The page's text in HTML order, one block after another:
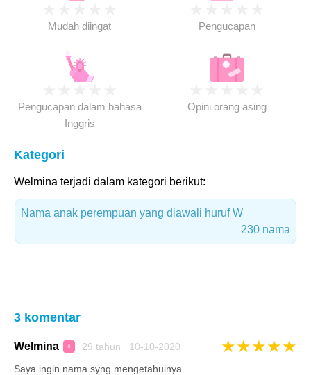
Mudah diingat Pengucapan
Pengucapan dalam bahasa
Inggris
Opini orang asing
Kategori
Welmina terjadi dalam kategori berikut:
Nama anak perempuan yang diawali huruf W
230 nama
3 komentar
Welmina ♀ 29 tahun 10-10-2020 ★★★★★
Saya ingin nama syng mengetahuinya